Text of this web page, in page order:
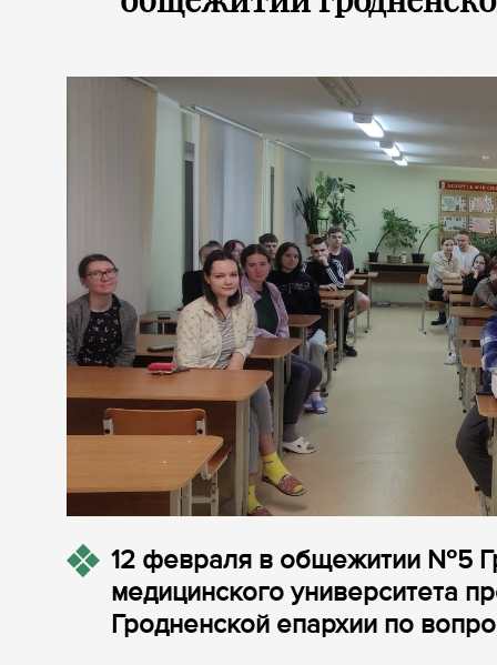
12 февраля в общежитии №5
медицинского университета
Гродненской епархии по